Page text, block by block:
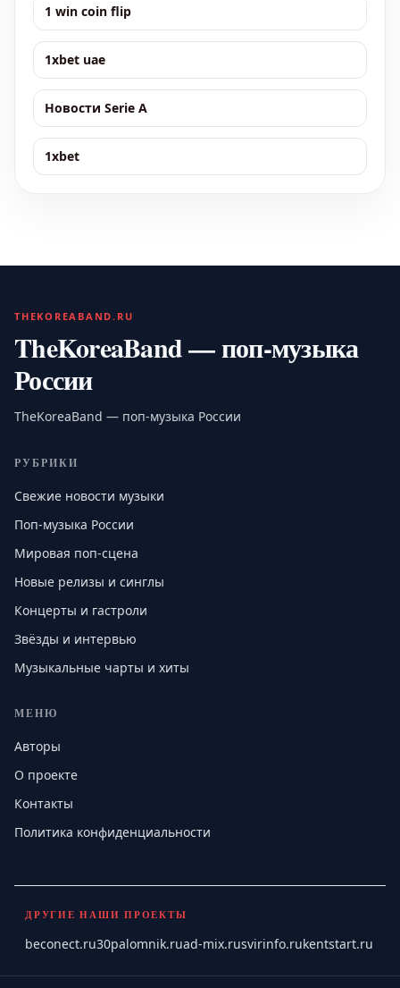
1 win coin flip
1xbet uae
Новости Serie A
1xbet
THEKOREABAND.RU
TheKoreaBand — поп-музыка
России
TheKoreaBand — поп-музыка России
РУБРИКИ
Свежие новости музыки
Поп-музыка России
Мировая поп-сцена
Новые релизы и синглы
Концерты и гастроли
Звёзды и интервью
Музыкальные чарты и хиты
МЕНЮ
Авторы
О проекте
Контакты
Политика конфиденциальности
ДРУГИЕ НАШИ ПРОЕКТЫ
beconect.ru30palomnik.ruad-mix.rusvirinfo.rukentstart.ru